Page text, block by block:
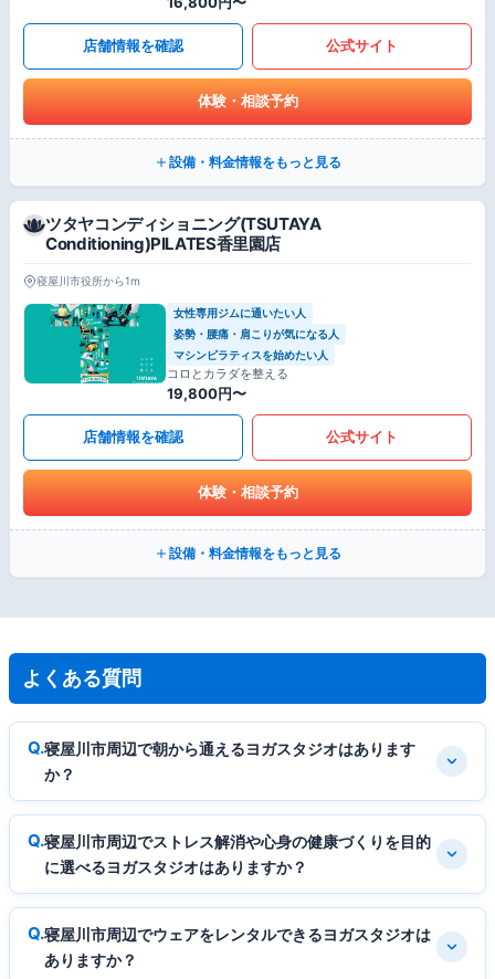
店舗情報を確認 公式サイト
体験・相談予約
設備・料金情報をもっと見る
ツタヤコンディショニング(TSUTAYA
Conditioning)PILATES香里園店
寝屋川市役所から1m
女性専用ジムに通いたい人
姿勢・腰痛・肩こりが気になる人
マシンピラティスを始めたい人
コロとカラダを整える
19,800円〜
店舗情報を確認 公式サイト
体験・相談予約
設備・料金情報をもっと見る
よくある質問
寝屋川市周辺で朝から通えるヨガスタジオはあります
か？
寝屋川市周辺でストレス解消や心身の健康づくりを目的
に選べるヨガスタジオはありますか？
寝屋川市周辺でウェアをレンタルできるヨガスタジオは
ありますか？